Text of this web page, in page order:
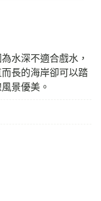
水深不適合戲水，
長的海岸卻可以踏
景優美。